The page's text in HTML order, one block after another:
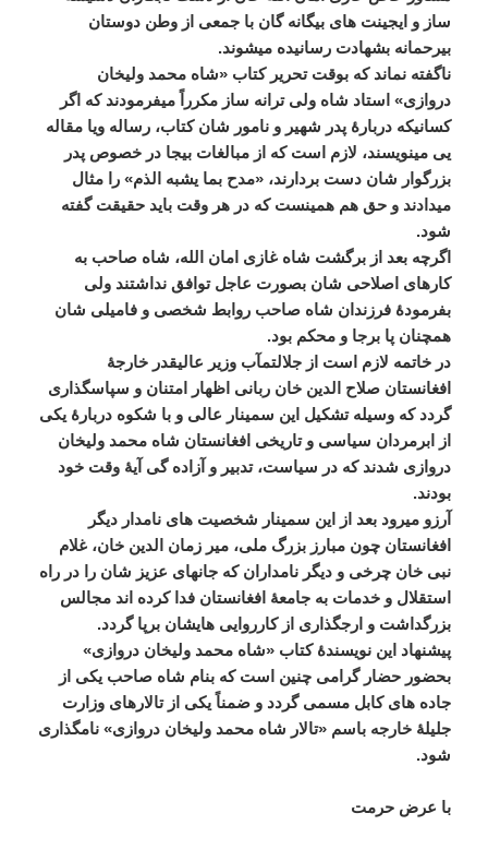
ساز و ایجینت های بیگانه گان با جمعی از وطن دوستان
بیرحمانه بشهادت رسانیده میشوند.
ناگفته نماند که بوقت تحریر کتاب «شاه محمد ولیخان
دروازی» استاد شاه ولی ترانه ساز مکرراً میفرمودند که اگر
کسانیکه دربارۀ پدر شهیر و نامور شان کتاب، رساله ویا مقاله
یی مینویسند، لازم است که از مبالغات بیجا در خصوص پدر
بزرگوار شان دست بردارند، «مدح بما یشبه الذم»را
مثال
میدادند و حق هم همینست که در هر وقت باید حقیقت گفته
شود.
اگرچه بعد از برگشت شاه غازی امان الله، شاه صاحب به
کارهای اصلاحی شان بصورت عاجل توافق نداشتند ولی
بفرمودۀ فرزندان شاه صاحب روابط شخصی و فامیلی شان
همچنان پا برجا و محکم بود.
در خاتمه لازم است از جلالتمآب وزیر عالیقدر خارجۀ
افغانستان صلاح الدین خان ربانی اظهار امتنان و سپاسگذاری
گردد که وسیله تشکیل این سمینار عالی و با شکوه دربارۀ یکی
از
ابرمردان سیاسی و تاریخی افغانستان شاه محمد ولیخان
دروازی شدند که در سیاست، تدبیر و آزاده گی آیۀ وقت خود
بودند.
آرزو میرود بعد از این سمینار شخصیت های نامدار دیگر
افغانستان چون مبارز بزرگ ملی، میر زمان الدین خان، غلام
نبی خان چرخی و دیگر نامداران که جانهای عزیز شان را در راه
استقلال و خدمات به جامعۀ افغانستان فدا کرده اند مجالس
بزرگداشت و ارجگذاری از کارروایی هایشان برپا گردد.
پیشنهاد این نویسندۀ کتاب «شاه محمد ولیخان دروازی»
بحضور حضار گرامی چنین است که بنام شاه صاحب یکی از
جاده های کابل مسمی گردد و ضمناً یکی از تالارهای وزارت
جلیلۀ خارجه باسم «تالار شاه محمد ولیخان دروازی»نامگذاری
شود.
با عرض حرمت